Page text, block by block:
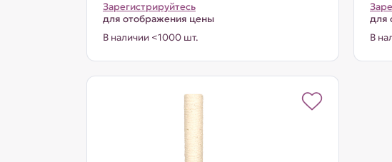
Зарегистрируйтесь
для отображения цены
В наличии <1000 шт.
для
В